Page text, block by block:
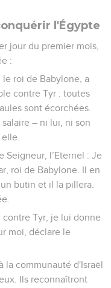
l'Égypte
jour du premier mois,
:
le roi de Babylone, a
contre Tyr : toutes
sont écorchées.
– ni lui, ni son
Seigneur, l’Eternel : Je
roi de Babylone. Il en
butin et il la pillera.
contre Tyr, je lui donne
moi, déclare le
la communauté d'Israël
Ils reconnaîtront